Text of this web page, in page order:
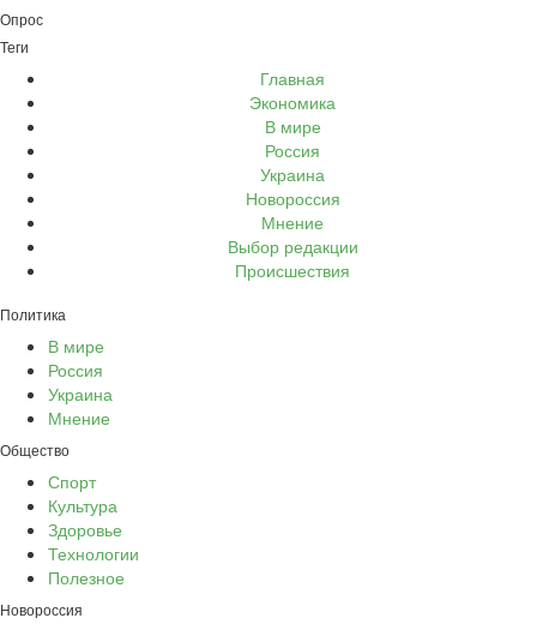
Опрос
Теги
Главная
Экономика
В мире
Россия
Украина
Новороссия
Мнение
Выбор редакции
Происшествия
Политика
В мире
Россия
Украина
Мнение
Общество
Спорт
Культура
Здоровье
Технологии
Полезное
Новороссия